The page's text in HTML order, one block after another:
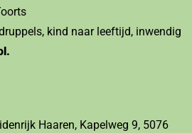
kind naar leeftijd, inwendig
Haaren, Kapelweg 9, 5076